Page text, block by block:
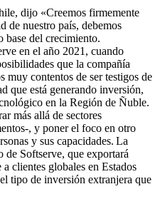
dijo «Creemos firmemente
de nuestro país, debemos
base del crecimiento.
en el año 2021, cuando
que la compañía
muy contentos de ser testigos de
que está generando inversión,
en la Región de Ñuble.
más allá de sectores
, y poner el foco en otro
y sus capacidades. La
Softserve, que exportará
clientes globales en Estados
tipo de inversión extranjera que